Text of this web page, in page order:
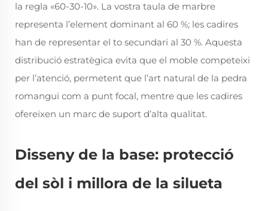
la regla «60-30-10». La vostra taula de marbre
representa l’element dominant al 60 %; les cadires
han de representar el to secundari al 30 %. Aquesta
distribució estratègica evita que el moble competeixi
per l’atenció, permetent que l’art natural de la pedra
romangui com a punt focal, mentre que les cadires
ofereixen un marc de suport d’alta qualitat.
Disseny de la base: protecció
del sòl i millora de la silueta